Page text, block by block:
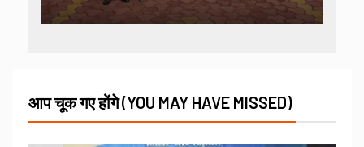
आप चूक गए होंगे (YOU MAY HAVE MISSED)